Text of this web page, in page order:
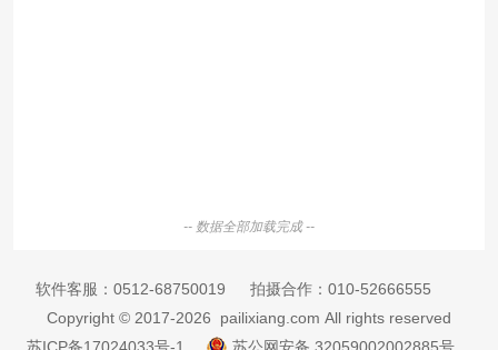
-- 数据全部加载完成 --
软件客服： 0512-68750019 拍摄合作： 010-52666555
Copyright © 2017-2026 pailixiang.com All rights reserved
苏ICP备17024033号-1
苏公网安备 32059002002885号